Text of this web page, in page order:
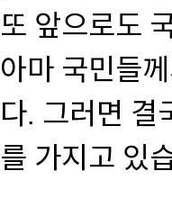
또 앞으로도
아마 국민들
다. 그러면 결
를 가지고 있